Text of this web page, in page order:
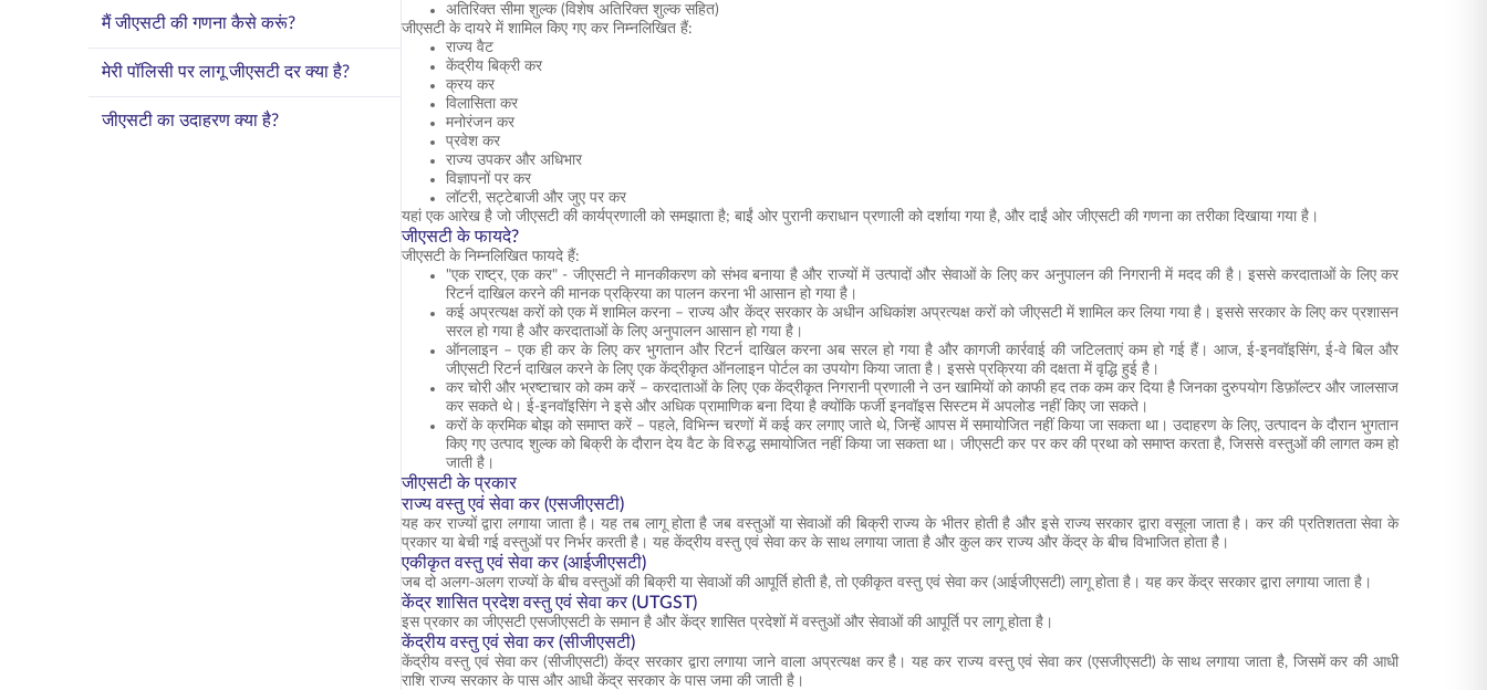
मैं जीएसटी की गणना कैसे करूं?
मेरी पॉलिसी पर लागू जीएसटी दर क्या है?
जीएसटी का उदाहरण क्या है?
अतिरिक्त सीमा शुल्क (विशेष अतिरिक्त शुल्क सहित)
जीएसटी के दायरे में शामिल किए गए कर निम्नलिखित हैं:
राज्य वैट
केंद्रीय बिक्री कर
क्रय कर
विलासिता कर
मनोरंजन कर
प्रवेश कर
राज्य उपकर और अधिभार
विज्ञापनों पर कर
लॉटरी, सट्टेबाजी और जुए पर कर
यहां एक आरेख है जो जीएसटी की कार्यप्रणाली को समझाता है; बाईं ओर पुरानी कराधान प्रणाली को दर्शाया गया है, और दाईं ओर जीएसटी की गणना का तरीका दिखाया गया है।
जीएसटी के फायदे?
जीएसटी के निम्नलिखित फायदे हैं:
"एक राष्ट्र, एक कर" - जीएसटी ने मानकीकरण को संभव बनाया है और राज्यों में उत्पादों और सेवाओं के लिए कर अनुपालन की निगरानी में मदद की है। इससे करदाताओं के लिए कर
रिटर्न दाखिल करने की मानक प्रक्रिया का पालन करना भी आसान हो गया है।
कई अप्रत्यक्ष करों को एक में शामिल करना – राज्य और केंद्र सरकार के अधीन अधिकांश अप्रत्यक्ष करों को जीएसटी में शामिल कर लिया गया है। इससे सरकार के लिए कर प्रशासन
सरल हो गया है और करदाताओं के लिए अनुपालन आसान हो गया है।
ऑनलाइन – एक ही कर के लिए कर भुगतान और रिटर्न दाखिल करना अब सरल हो गया है और कागजी कार्रवाई की जटिलताएं कम हो गई हैं। आज, ई-इनवॉइसिंग, ई-वे बिल और
जीएसटी रिटर्न दाखिल करने के लिए एक केंद्रीकृत ऑनलाइन पोर्टल का उपयोग किया जाता है। इससे प्रक्रिया की दक्षता में वृद्धि हुई है।
कर चोरी और भ्रष्टाचार को कम करें – करदाताओं के लिए एक केंद्रीकृत निगरानी प्रणाली ने उन खामियों को काफी हद तक कम कर दिया है जिनका दुरुपयोग डिफ़ॉल्टर और जालसाज
कर सकते थे। ई-इनवॉइसिंग ने इसे और अधिक प्रामाणिक बना दिया है क्योंकि फर्जी इनवॉइस सिस्टम में अपलोड नहीं किए जा सकते।
करों के क्रमिक बोझ को समाप्त करें – पहले, विभिन्न चरणों में कई कर लगाए जाते थे, जिन्हें आपस में समायोजित नहीं किया जा सकता था। उदाहरण के लिए, उत्पादन के दौरान भुगतान
किए गए उत्पाद शुल्क को बिक्री के दौरान देय वैट के विरुद्ध समायोजित नहीं किया जा सकता था। जीएसटी कर पर कर की प्रथा को समाप्त करता है, जिससे वस्तुओं की लागत कम हो
जाती है।
जीएसटी के प्रकार
राज्य वस्तु एवं सेवा कर (एसजीएसटी)
यह कर राज्यों द्वारा लगाया जाता है। यह तब लागू होता है जब वस्तुओं या सेवाओं की बिक्री राज्य के भीतर होती है और इसे राज्य सरकार द्वारा वसूला जाता है। कर की प्रतिशतता सेवा के
प्रकार या बेची गई वस्तुओं पर निर्भर करती है। यह केंद्रीय वस्तु एवं सेवा कर के साथ लगाया जाता है और कुल कर राज्य और केंद्र के बीच विभाजित होता है।
एकीकृत वस्तु एवं सेवा कर (आईजीएसटी)
जब दो अलग-अलग राज्यों के बीच वस्तुओं की बिक्री या सेवाओं की आपूर्ति होती है, तो एकीकृत वस्तु एवं सेवा कर (आईजीएसटी) लागू होता है। यह कर केंद्र सरकार द्वारा लगाया जाता है।
केंद्र शासित प्रदेश वस्तु एवं सेवा कर (UTGST)
इस प्रकार का जीएसटी एसजीएसटी के समान है और केंद्र शासित प्रदेशों में वस्तुओं और सेवाओं की आपूर्ति पर लागू होता है।
केंद्रीय वस्तु एवं सेवा कर (सीजीएसटी)
केंद्रीय वस्तु एवं सेवा कर (सीजीएसटी) केंद्र सरकार द्वारा लगाया जाने वाला अप्रत्यक्ष कर है। यह कर राज्य वस्तु एवं सेवा कर (एसजीएसटी) के साथ लगाया जाता है, जिसमें कर की आधी
राशि राज्य सरकार के पास और आधी केंद्र सरकार के पास जमा की जाती है।